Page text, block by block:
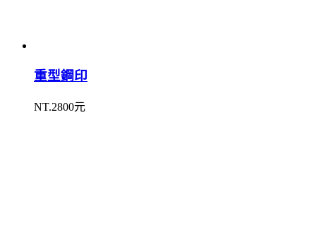
重型鋼印
NT.2800元